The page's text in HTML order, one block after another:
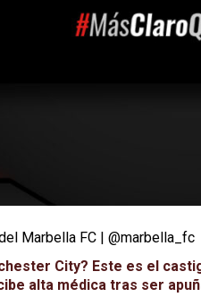
Marbella FC | @marbella_fc
City? Este es el
alta médica tras ser